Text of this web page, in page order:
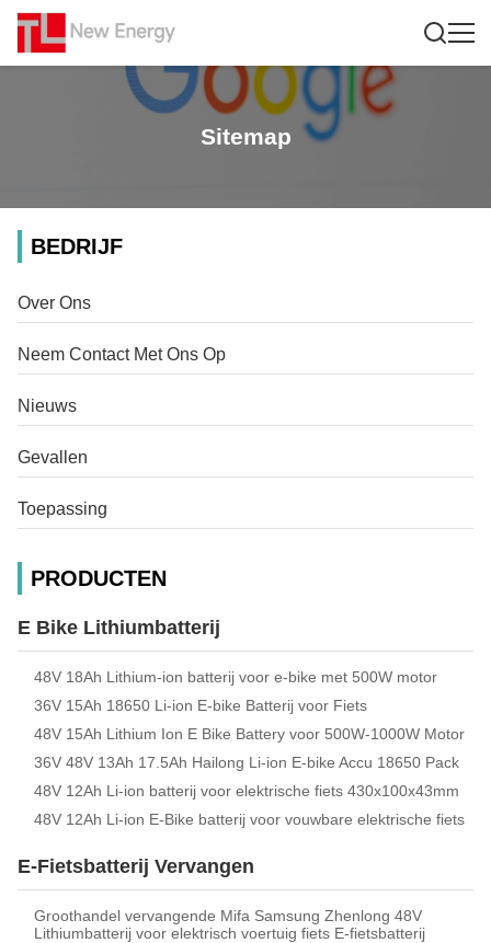
Sitemap
BEDRIJF
Over Ons
Neem Contact Met Ons Op
Nieuws
Gevallen
Toepassing
PRODUCTEN
E Bike Lithiumbatterij
48V 18Ah Lithium-ion batterij voor e-bike met 500W motor
36V 15Ah 18650 Li-ion E-bike Batterij voor Fiets
48V 15Ah Lithium Ion E Bike Battery voor 500W-1000W Motor
36V 48V 13Ah 17.5Ah Hailong Li-ion E-bike Accu 18650 Pack
48V 12Ah Li-ion batterij voor elektrische fiets 430x100x43mm
48V 12Ah Li-ion E-Bike batterij voor vouwbare elektrische fiets
E-Fietsbatterij Vervangen
Groothandel vervangende Mifa Samsung Zhenlong 48V
Lithiumbatterij voor elektrisch voertuig fiets E-fietsbatterij